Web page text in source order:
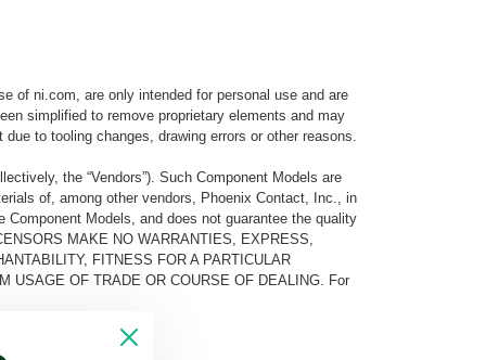
of ni.com, are only intended for personal use and are
simplified to remove proprietary elements and may
to tooling changes, drawing errors or other reasons.
the “Vendors”). Such Component Models are
of, among other vendors, Phoenix Contact, Inc., in
Models, and does not guarantee the quality
MAKE NO WARRANTIES, EXPRESS,
FITNESS FOR A PARTICULAR
USAGE OF TRADE OR COURSE OF DEALING. For